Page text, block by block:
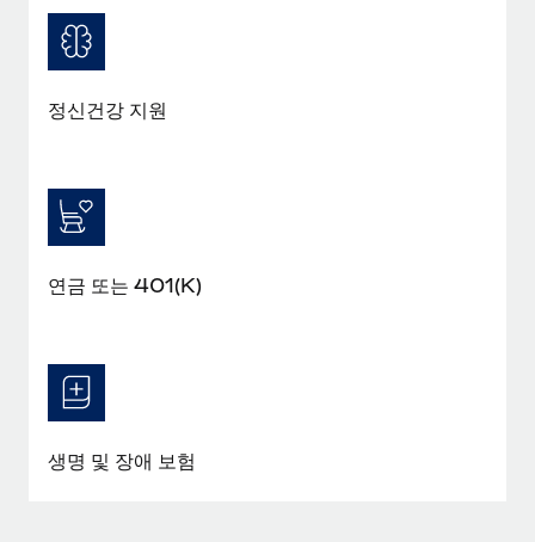
정신건강 지원
연금 또는 401(K)
생명 및 장애 보험